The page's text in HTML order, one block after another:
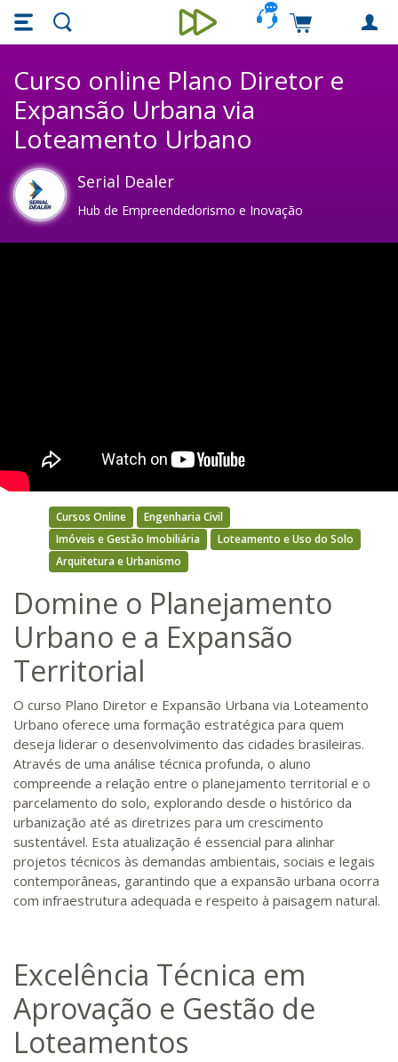
Skip main navigation
Skip to main content
Unieducar
Carrinho de
Curso online Plano Diretor e
Expansão Urbana via
Loteamento Urbano
Serial Dealer
Hub de Empreendedorismo e Inovação
Cursos Online
Engenharia Civil
Imóveis e Gestão Imobiliária
Loteamento e Uso do Solo
Arquitetura e Urbanismo
Domine o Planejamento
Urbano e a Expansão
Territorial
O curso Plano Diretor e Expansão Urbana via Loteamento
Urbano oferece uma formação estratégica para quem
deseja liderar o desenvolvimento das cidades brasileiras.
Através de uma análise técnica profunda, o aluno
compreende a relação entre o planejamento territorial e o
parcelamento do solo, explorando desde o histórico da
urbanização até as diretrizes para um crescimento
sustentável. Esta atualização é essencial para alinhar
projetos técnicos às demandas ambientais, sociais e legais
contemporâneas, garantindo que a expansão urbana ocorra
com infraestrutura adequada e respeito à paisagem natural.
Excelência Técnica em
Aprovação e Gestão de
Loteamentos